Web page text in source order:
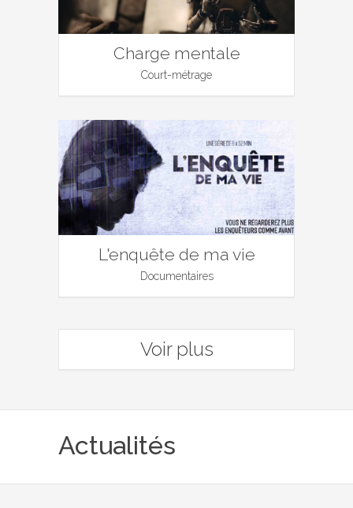
Charge mentale
Court-métrage
L'enquête de ma vie
Documentaires
Voir plus
Actualités